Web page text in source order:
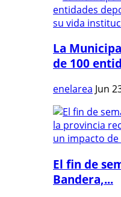
La
de 100
enelarea Jun
El fin de
Bandera,...